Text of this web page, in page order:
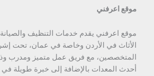
موقع اعرفني
موقع اعرفني يقدم خدمات التنظيف والصيانة
الأثاث في الأردن وخاصة في عمان، تحت
المتخصصين، مع فريق عمل متميز ومدرب
أحدث المعدات بالإضافة إلى خبرة طويلة